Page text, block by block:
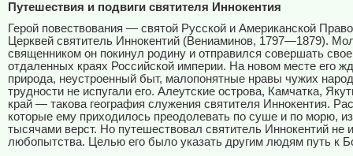
Путешествия и подвиги святителя Иннокентия
Герой повествования — святой Русской и Американской
Церквей святитель Иннокентий (Вениаминов, 1797—1879).
священником он покинул родину и отправился совершать
отдаленных краях Российской империи. На новом месте его
природа, неустроенный быт, малопонятные нравы чужих
трудности не испугали его. Алеутские острова, Камчатка,
край — такова география служения святителя Иннокентия.
которые ему приходилось преодолевать по суше и по морю,
тысячами верст. Но путешествовал святитель Иннокентий не
любопытства. Целью его было указать другим людям путь к